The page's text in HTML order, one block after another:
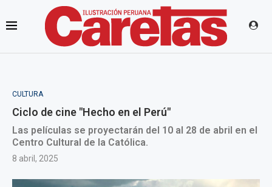
CULTURA
Ciclo de cine "Hecho en el Perú"
Las películas se proyectarán del 10 al 28 de abril en el
Centro Cultural de la Católica.
8 abril, 2025